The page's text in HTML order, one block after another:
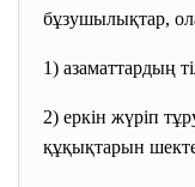
бұзушылықтар,
1) азаматтардың
2) еркін жүріп
құқықтарын